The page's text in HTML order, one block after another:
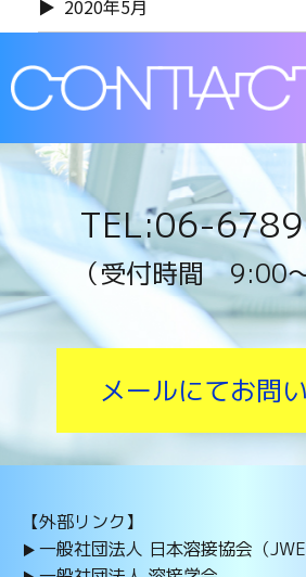
2020年5月
TEL:06-
（受付時間 9:00
メールにてお問
【外部リンク】
一般社団法人 日本溶接協会（